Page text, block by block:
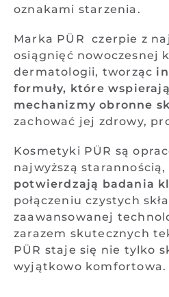
oznakami starzenia.
Marka PÜR czerpie z
osiągnięć nowoczesnej
dermatologii, tworząc
formuły, które
mechanizmy obronne
zachować jej zdrowy,
Kosmetyki PÜR są
najwyższą starannością,
potwierdzają badania
połączeniu czystych
zaawansowanej
zarazem skutecznych
PÜR staje się nie tylko
wyjątkowo komfortowa.